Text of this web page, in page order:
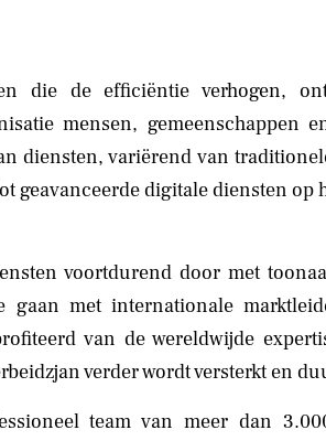
die de efficiëntie verhogen,
mensen, gemeenschappen
diensten, variërend van
geavanceerde digitale diensten op
voortdurend door met
gaan met internationale
van de wereldwijde
verder wordt versterkt en
team van meer dan